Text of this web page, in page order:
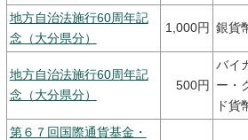
地方自治法施行60周年記
念（大分県分）
1,000円 銀貨
地方自治法施行60周年記
念（大分県分）
500円
バイ
ー・
ド貨
第６７回国際通貨基金・